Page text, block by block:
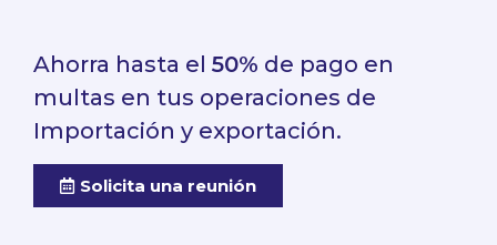
Ahorra hasta el 50% de pago en
multas en tus operaciones de
Importación y exportación.
Solicita una reunión